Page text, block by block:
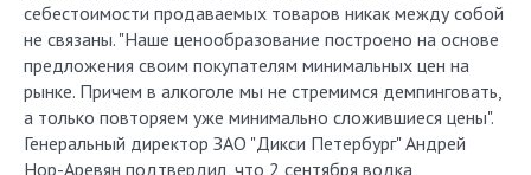
себестоимости продаваемых товаров никак между собой
не связаны. "Наше ценообразование построено на основе
предложения своим покупателям минимальных цен на
рынке. Причем в алкоголе мы не стремимся демпинговать,
а только повторяем уже минимально сложившиеся цены".
Генеральный директор ЗАО "Дикси Петербург" Андрей
Нор-Аревян подтвердил, что 2 сентября водка